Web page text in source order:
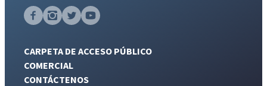
CARPETA DE ACCESO PÚBLICO
COMERCIAL
CONTÁCTENOS